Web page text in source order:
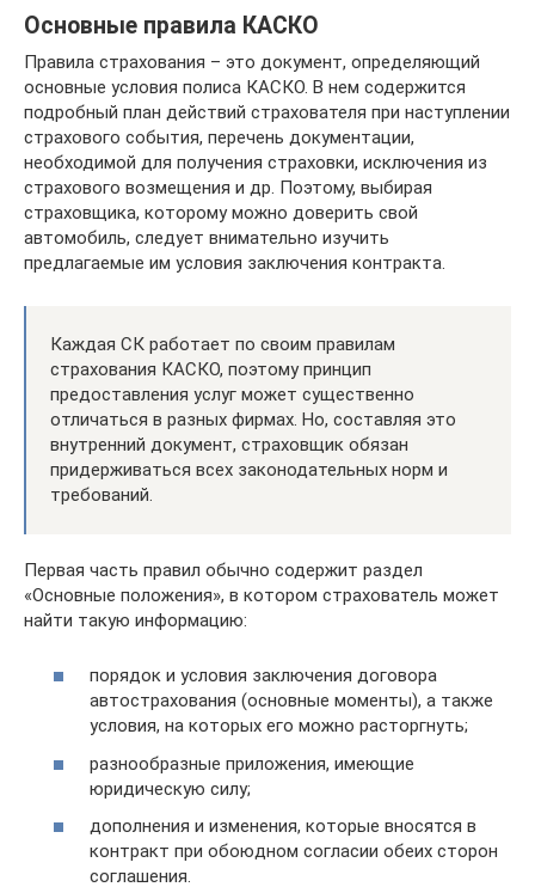
Основные правила КАСКО
Правила страхования – это документ, определяющий
основные условия полиса КАСКО. В нем содержится
подробный план действий страхователя при наступлении
страхового события, перечень документации,
необходимой для получения страховки, исключения из
страхового возмещения и др. Поэтому, выбирая
страховщика, которому можно доверить свой
автомобиль, следует внимательно изучить
предлагаемые им условия заключения контракта.
Каждая СК работает по своим правилам
страхования КАСКО, поэтому принцип
предоставления услуг может существенно
отличаться в разных фирмах. Но, составляя это
внутренний документ, страховщик обязан
придерживаться всех законодательных норм и
требований.
Первая часть правил обычно содержит раздел
«Основные положения», в котором страхователь может
найти такую информацию:
порядок и условия заключения договора
автострахования (основные моменты), а также
условия, на которых его можно расторгнуть;
разнообразные приложения, имеющие
юридическую силу;
дополнения и изменения, которые вносятся в
контракт при обоюдном согласии обеих сторон
соглашения.